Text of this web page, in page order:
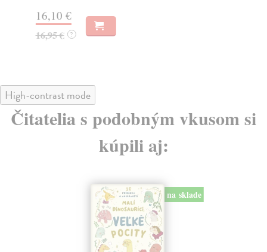
16,10 €
16,95 € ?
High-contrast mode
Čitatelia s podobným vkusom si
kúpili aj:
na sklade